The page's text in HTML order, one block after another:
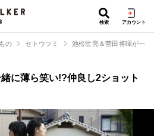
検索 アカウント
の セトウツミ 池松壮亮＆菅田将暉が一
に薄ら笑い!?仲良し2ショット